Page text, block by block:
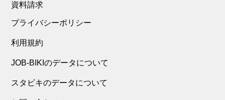
資料請求
プライバシーポリシー
利用規約
JOB-BIKIのデータについて
スタビキのデータについて